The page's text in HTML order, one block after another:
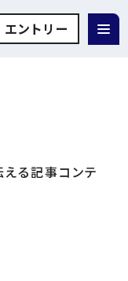
エントリー
る記事コンテ